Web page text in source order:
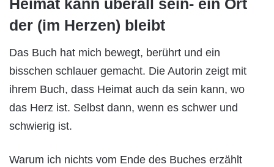
Heimat kann überall sein- ein Ort
der (im Herzen) bleibt
Das Buch hat mich bewegt, berührt und ein
bisschen schlauer gemacht. Die Autorin zeigt mit
ihrem Buch, dass Heimat auch da sein kann, wo
das Herz ist. Selbst dann, wenn es schwer und
schwierig ist.
Warum ich nichts vom Ende des Buches erzählt